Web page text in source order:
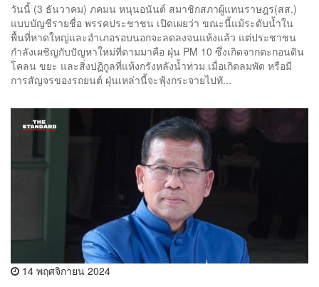
วันนี้ (3 ธันวาคม) ภคมน หนุนอนันต์ สมาชิกสภาผู้แทนราษฎร(สส.)
แบบบัญชีรายชื่อ พรรคประชาชน เปิดเผยว่า ขณะนี้แม้ระดับน้ำใน
พื้นที่หาดใหญ่และอำเภอรอบนอกจะลดลงจนแห้งแล้ว แต่ประชาชน
กำลังเผชิญกับปัญหาใหม่ที่ตามมาคือ ฝุ่น PM 10 ซึ่งเกิดจากตะกอนดิน
โคลน ขยะ และสิ่งปฏิกูลที่แห้งกรังหลังน้ำท่วม เมื่อเกิดลมพัด หรือมี
การสัญจรของรถยนต์ ฝุ่นเหล่านี้จะฟุ้งกระจายไปทั...
14 พฤศจิกายน 2024